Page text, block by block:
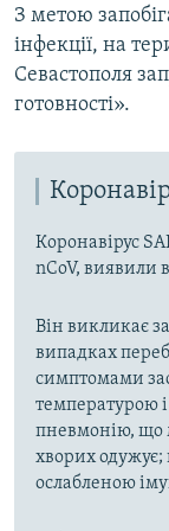
З метою
інфекції, на
Севастополя
готовності».
Коронавірус
nCoV, виявили
Він викликає
випадках
симптомами
температурою
пневмонію, що
хворих
ослабленою